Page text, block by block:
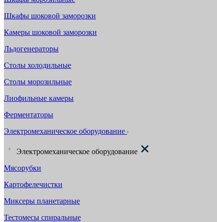
Шкафы шоковой заморозки
Камеры шоковой заморозки
Льдогенераторы
Столы холодильные
Столы морозильные
Лиофильные камеры
Ферментаторы
Электромеханическое оборудование
Электромеханическое оборудование
Мясорубки
Картофелечистки
Миксеры планетарные
Тестомесы спиральные